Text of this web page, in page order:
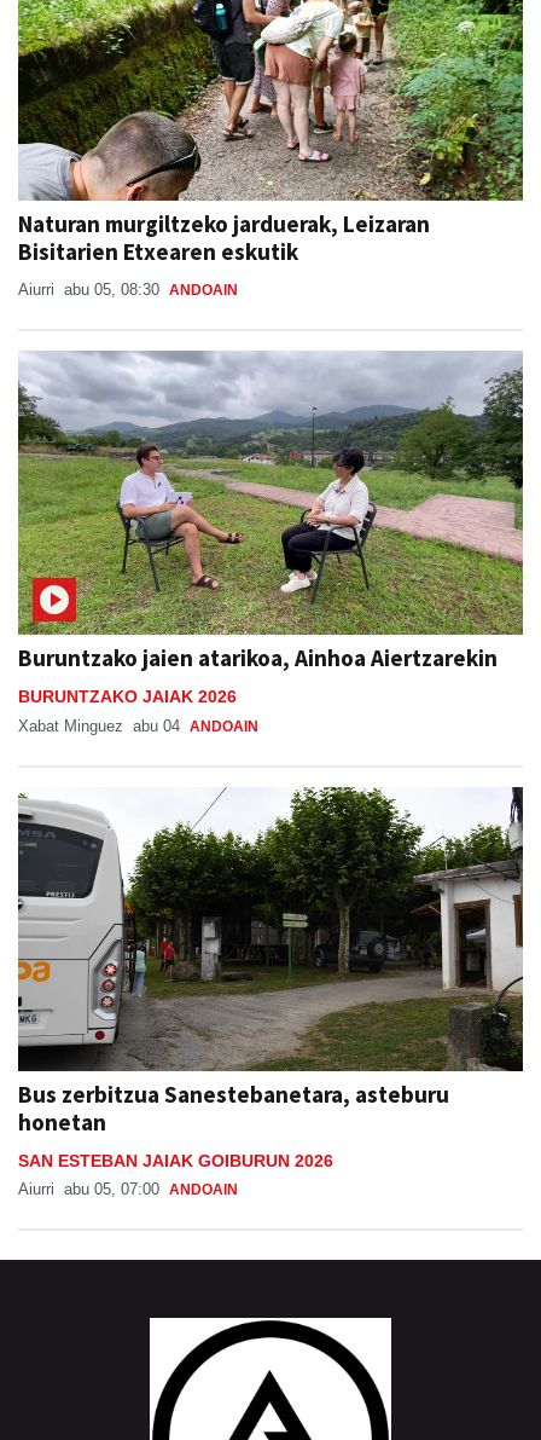
Naturan murgiltzeko jarduerak, Leizaran
Bisitarien Etxearen eskutik
Aiurri abu 05, 08:30 ANDOAIN
Buruntzako jaien atarikoa, Ainhoa Aiertzarekin
BURUNTZAKO JAIAK 2026
Xabat Minguez abu 04 ANDOAIN
Bus zerbitzua Sanestebanetara, asteburu
honetan
SAN ESTEBAN JAIAK GOIBURUN 2026
Aiurri abu 05, 07:00 ANDOAIN